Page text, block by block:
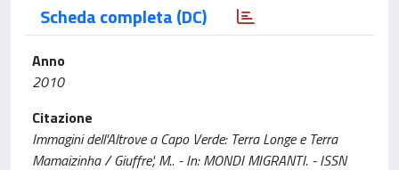
Scheda completa (DC)
Anno
2010
Citazione
Immagini dell'Altrove a Capo Verde: Terra Longe e Terra
Mamaizinha / Giuffre', M.. - In: MONDI MIGRANTI. - ISSN